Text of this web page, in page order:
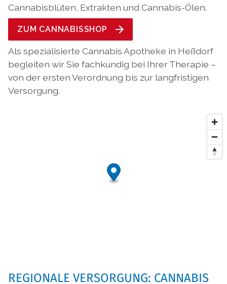
Cannabisblüten, Extrakten und Cannabis-Ölen.
ZUM CANNABISSHOP
Als spezialisierte Cannabis Apotheke in Heßdorf
begleiten wir Sie fachkundig bei Ihrer Therapie –
von der ersten Verordnung bis zur langfristigen
Versorgung.
REGIONALE VERSORGUNG: CANNABIS